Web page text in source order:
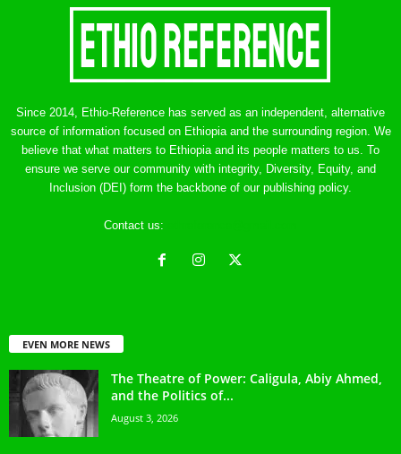
Since 2014, Ethio-Reference has served as an independent, alternative
source of information focused on Ethiopia and the surrounding region. We
believe that what matters to Ethiopia and its people matters to us. To
ensure we serve our community with integrity, Diversity, Equity, and
Inclusion (DEI) form the backbone of our publishing policy.
Contact us:
EVEN MORE NEWS
The Theatre of Power: Caligula, Abiy Ahmed,
and the Politics of...
August 3, 2026